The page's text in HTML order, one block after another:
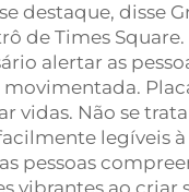
destaque, disse
de Times
alertar as
vidas. Não se
legíveis
pessoas
vibrantes ao criar